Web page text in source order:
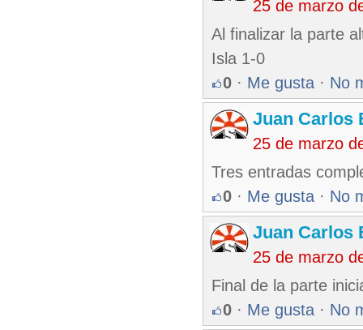
25 de marzo
Al finalizar la parte
Isla 1-0
0 · Me gusta · No
Juan Carlos
25 de marzo
Tres entradas
0 · Me gusta · No
Juan Carlos
25 de marzo
Final de la parte
0 · Me gusta · No